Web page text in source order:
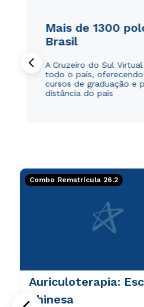
Mais de 1300
Brasil
A Cruzeiro do Sul
todo o país,
cursos de graduação e
distância do país
Combo Rematrícula 26.2
Auriculoterapia:
Chinesa